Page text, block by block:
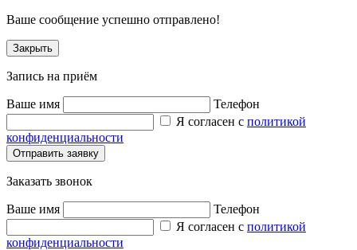
Ваше сообщение успешно отправлено!
Закрыть
Запись на приём
Ваше имя
Телефон
Я согласен с политикой
конфиденциальности
Заказать звонок
Ваше имя
Телефон
Я согласен с политикой
конфиденциальности